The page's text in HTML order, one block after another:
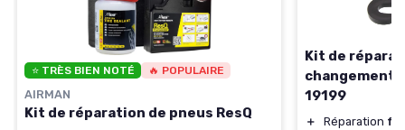
⭐ TRÈS BIEN NOTÉ 🔥 POPULAIRE
AIRMAN
Kit de réparation de pneus ResQ
Kit de
changement
19199
＋ Réparation